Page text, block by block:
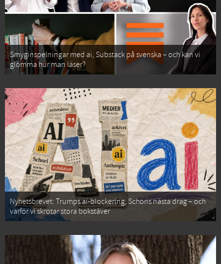
Smyginspelningar med ai, Substack på svenska – och kan vi
glömma hur man läser?
Nyhetsbrevet: Trumps ai-blockering, Schoris nästa drag – och
varför vi skrotar stora bokstäver